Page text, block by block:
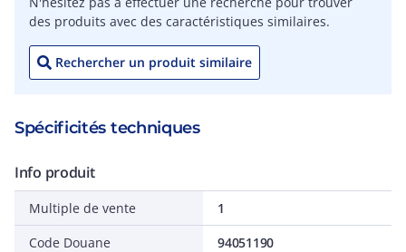
des produits avec des caractéristiques similaires.
Rechercher un produit similaire
Spécificités techniques
Info produit
Multiple de vente
1
Code Douane
94051190